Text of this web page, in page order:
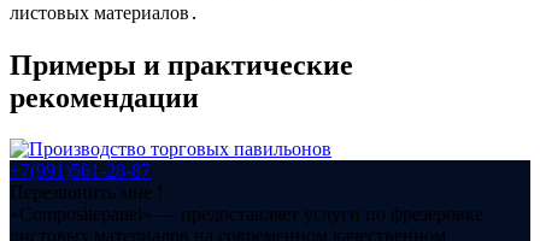
листовых материалов․
Примеры и практические
рекомендации
+7(991)561-28-87
Перезвонить мне !
«Compositepanel» ― предоставляет услуги по фрезеровке
листовых материалов на современном качественном